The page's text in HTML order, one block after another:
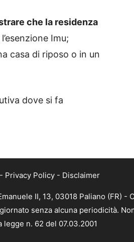
che la residenza
Imu;
casa di riposo o in un
dove si fa
- Privacy Policy - Disclaimer
II, 13, 03018 Paliano (FR) -
senza alcuna periodicità.
n. 62 del 07.03.2001